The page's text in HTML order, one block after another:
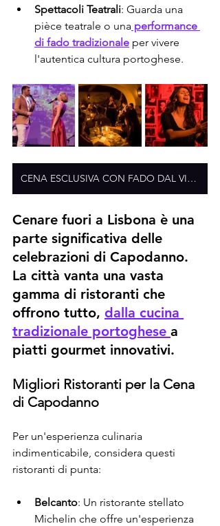
Spettacoli Teatrali: Guarda una
pièce teatrale o una performance
di fado tradizionale per vivere
l'autentica cultura portoghese.
CENA ESCLUSIVA CON FADO DAL VIVO
Cenare fuori a Lisbona è una
parte significativa delle
celebrazioni di Capodanno.
La città vanta una vasta
gamma di ristoranti che
offrono tutto, dalla cucina
tradizionale portoghese a
piatti gourmet innovativi.
Migliori Ristoranti per la Cena
di Capodanno
Per un'esperienza culinaria
indimenticabile, considera questi
ristoranti di punta:
Belcanto: Un ristorante stellato
Michelin che offre un'esperienza